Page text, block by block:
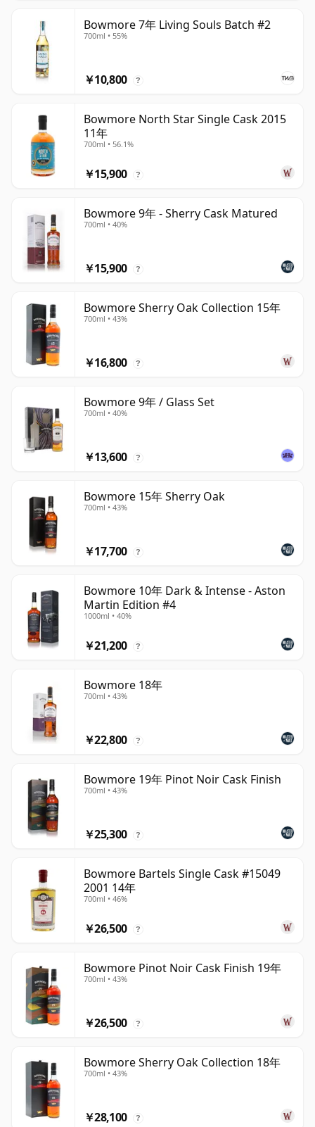
Bowmore 7年 Living Souls Batch #2
700ml • 55%
￥10,800 ?
Bowmore North Star Single Cask 2015
11年
700ml • 56.1%
￥15,900 ?
Bowmore 9年 - Sherry Cask Matured
700ml • 40%
￥15,900 ?
Bowmore Sherry Oak Collection 15年
700ml • 43%
￥16,800 ?
Bowmore 9年 / Glass Set
700ml • 40%
￥13,600 ?
Bowmore 15年 Sherry Oak
700ml • 43%
￥17,700 ?
Bowmore 10年 Dark & Intense - Aston
Martin Edition #4
1000ml • 40%
￥21,200 ?
Bowmore 18年
700ml • 43%
￥22,800 ?
Bowmore 19年 Pinot Noir Cask Finish
700ml • 43%
￥25,300 ?
Bowmore Bartels Single Cask #15049
2001 14年
700ml • 46%
￥26,500 ?
Bowmore Pinot Noir Cask Finish 19年
700ml • 43%
￥26,500 ?
Bowmore Sherry Oak Collection 18年
700ml • 43%
￥28,100 ?